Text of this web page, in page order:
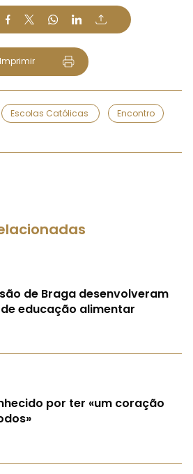
Imprimir
Escolas Católicas
Encontro
de Braga desenvolveram
educação alimentar
por ter «um coração